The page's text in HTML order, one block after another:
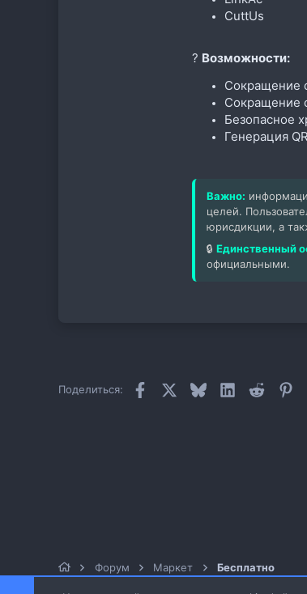
CuttUs
? Возможности:
Сокращение
Сокращение
Безопасное
Генерация
Важно:
целей.
юрисдикции, а
🔒 Единственный
официальными.
Поделиться: Facebook BlueskyLinkedInReddit
Форум Маркет Бесплатно